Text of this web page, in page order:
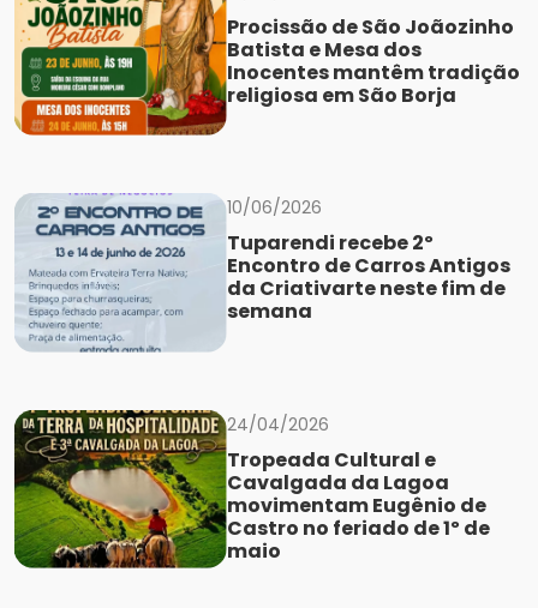
Procissão de São Joãozinho
Batista e Mesa dos
Inocentes mantêm tradição
religiosa em São Borja
10/06/2026
Tuparendi recebe 2º
Encontro de Carros Antigos
da Criativarte neste fim de
semana
24/04/2026
Tropeada Cultural e
Cavalgada da Lagoa
movimentam Eugênio de
Castro no feriado de 1º de
maio